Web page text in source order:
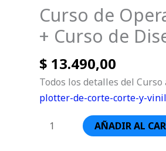
Curso de
+ Curso de
$ 13.490,00
Todos los detalles del Curso
plotter-de-corte-corte-y-
en
Plotter
Corte
+
Curso
Diseño
AÑADIR AL